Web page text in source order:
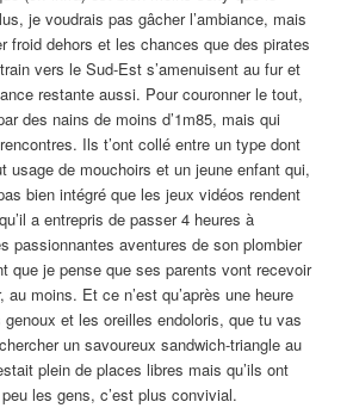
je voudrais pas gâcher l’ambiance, mais
froid dehors et les chances que des pirates
vers le Sud-Est s’amenuisent au fur et
restante aussi. Pour couronner le tout,
des nains de moins d’1m85, mais qui
Ils t’ont collé entre un type dont
usage de mouchoirs et un jeune enfant qui,
bien intégré que les jeux vidéos rendent
a entrepris de passer 4 heures à
passionnantes aventures de son plombier
que je pense que ses parents vont recevoir
au moins. Et ce n’est qu’après une heure
et les oreilles endoloris, que tu vas
un savoureux sandwich-triangle au
plein de places libres mais qu’ils ont
les gens, c’est plus convivial.